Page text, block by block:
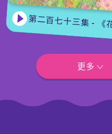
第二百七十三集 - 《花神的
更多